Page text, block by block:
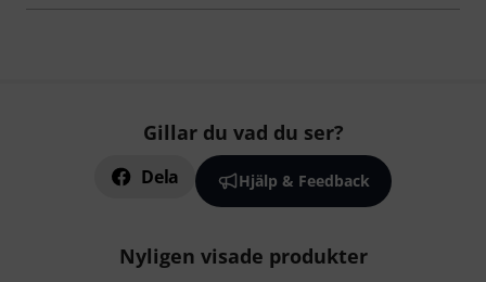
Gillar du vad du ser?
Dela Hjälp & Feedback
Nyligen visade produkter